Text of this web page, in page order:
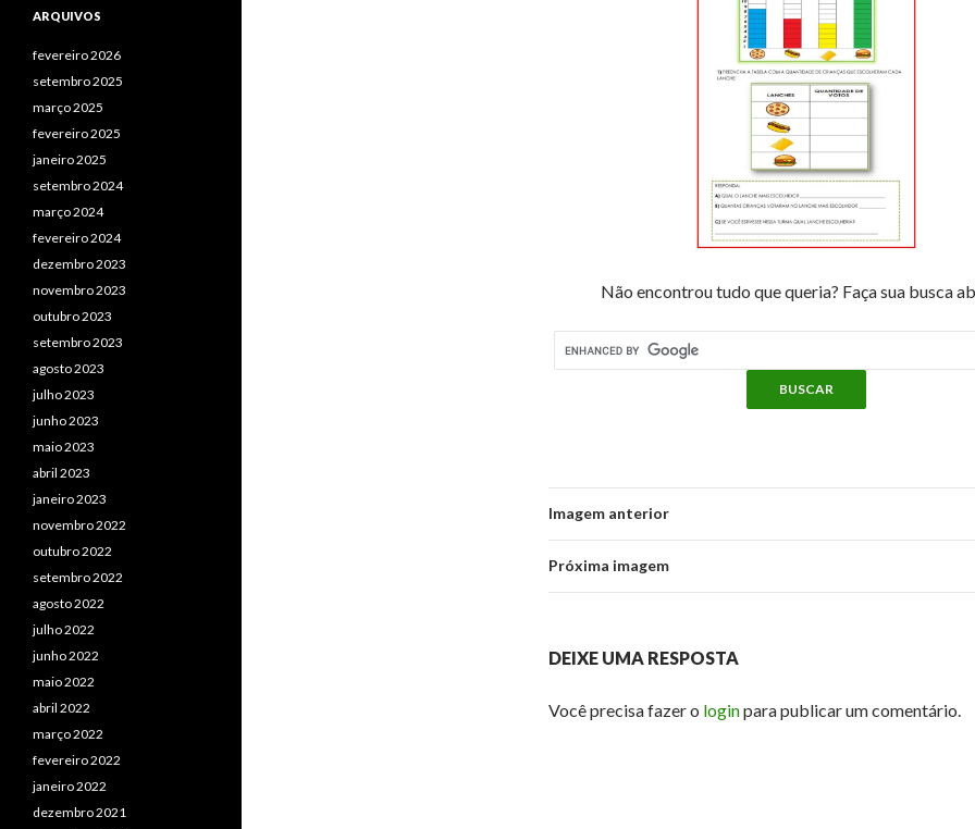
Não encontrou tudo que queria? Faça sua busca
Imagem anterior
Próxima imagem
DEIXE UMA RESPOSTA
Você precisa fazer o loginpara publicar um comentário.
ARQUIVOS
fevereiro 2026
setembro 2025
março 2025
fevereiro 2025
janeiro 2025
setembro 2024
março 2024
fevereiro 2024
dezembro 2023
novembro 2023
outubro 2023
setembro 2023
agosto 2023
julho 2023
junho 2023
maio 2023
abril 2023
janeiro 2023
novembro 2022
outubro 2022
setembro 2022
agosto 2022
julho 2022
junho 2022
maio 2022
abril 2022
março 2022
fevereiro 2022
janeiro 2022
dezembro 2021